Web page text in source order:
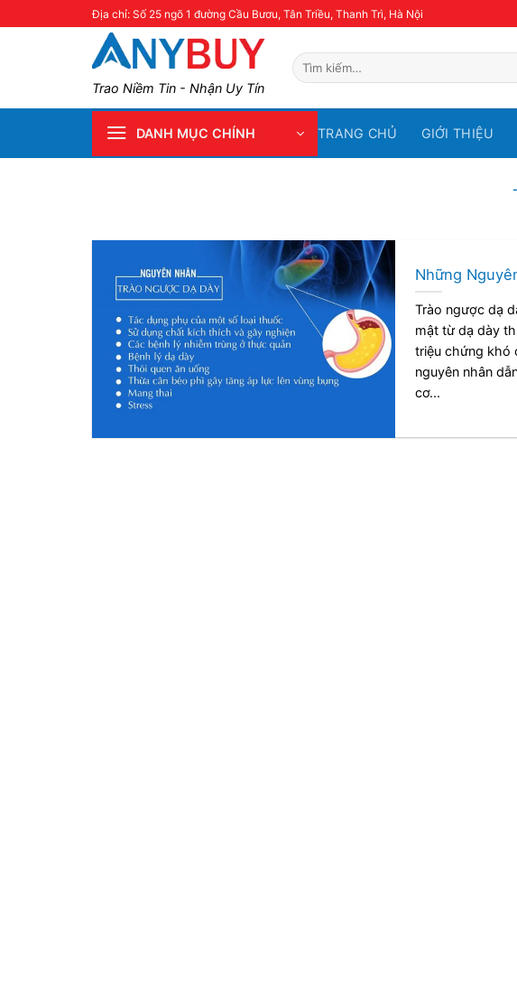
Địa chỉ: Số 25 ngõ 1 đường Cầu Bươu, Tân Triều, Thanh Trì, Hà Nội
Trao Niềm Tin - Nhận Uy Tín
Tìm
kiếm:
DANH MỤC CHÍNH TRANG CHỦ GIỚI THIỆU
Những
Trào ngược dạ
mật từ dạ dày
triệu chứng khó
nguyên nhân
cơ...